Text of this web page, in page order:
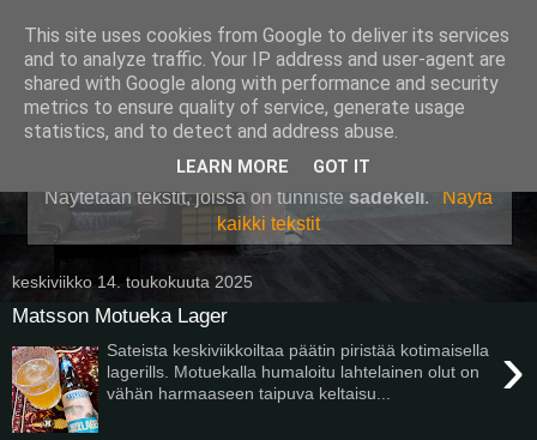
Pullollinen
Näytetään tekstit, joissa on tunniste sadekeli.
Näytä
kaikki tekstit
keskiviikko 14. toukokuuta 2025
Matsson Motueka Lager
›
Sateista keskiviikkoiltaa päätin piristää kotimaisella
lagerills. Motuekalla humaloitu lahtelainen olut on
vähän harmaaseen taipuva keltaisu...
This site uses cookies from Google to deliver its services
and to analyze traffic. Your IP address and user-agent are
shared with Google along with performance and security
metrics to ensure quality of service, generate usage
statistics, and to detect and address abuse.
LEARN MORE GOT IT